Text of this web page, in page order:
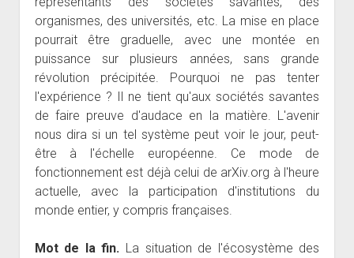
organismes, des universités, etc. La mise en place
pourrait être graduelle, avec une montée en
puissance sur plusieurs années, sans grande
révolution précipitée. Pourquoi ne pas tenter
l'expérience ? Il ne tient qu'aux sociétés savantes
de faire preuve d'audace en la matière. L'avenir
nous dira si un tel système peut voir le jour, peut-
être à l'échelle européenne. Ce mode de
fonctionnement est déjà celui de arXiv.org à l'heure
actuelle, avec la participation d'institutions du
monde entier, y compris françaises.
Mot de la fin. La situation de l'écosystème des